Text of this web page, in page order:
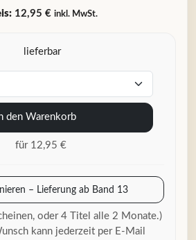
12,95 € inkl. MwSt.
lieferbar
den Warenkorb
für 12,95 €
– Lieferung ab Band 13
oder 4 Titel alle 2 Monate.)
kann jederzeit per E-Mail